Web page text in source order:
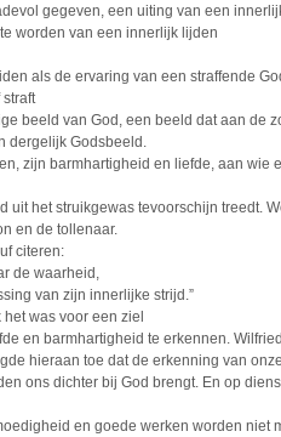
gegeven, een uiting van een
worden van een innerlijk lijden
als de ervaring van een straffende
beeld van God, een beeld dat aan de
dergelijk Godsbeeld.
zijn barmhartigheid en liefde, aan wie
uit het struikgewas tevoorschijn treedt.
en de tollenaar.
citeren:
de waarheid,
van zijn innerlijke strijd.”
was voor een ziel
en barmhartigheid te erkennen.
hieraan toe dat de erkenning van
ons dichter bij God brengt. En op
en goede werken worden niet